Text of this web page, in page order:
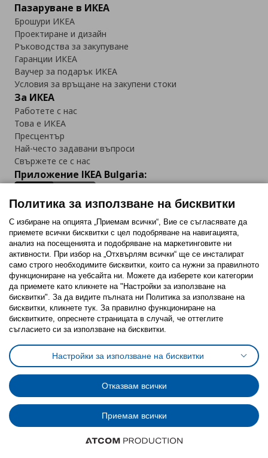
Пазаруване в ИКЕА
Брошури ИКЕА
Проектиране и дизайн
Ръководства за закупуване
Гаранции ИКЕА
Ваучер за подарък ИКЕА
Условия за връщане на закупени стоки
За ИКЕА
Работете с нас
Това е ИКЕА
Пресцентър
Най-често задавани въпроси
Свържете се с нас
Приложение IKEA Bulgaria:
Последвайте ни:
FacebookTwitterYoutubePinterestInstagram
Политика за използване на бисквитки (Cookies)
Избор на настройки за използване на бисквитки
Условия за ползване на ikea.bgОбща политика за личните данни
Политика за защита на личните данни на ikea.bg
Общи условия на програма IKEA Family
Политика за защита на лични данни на програма IKEA Family
© Inter-IKEA Systems B.V. 1999 - 2025
Политика за използване на бисквитки
С избиране на опцията „Приемам всички“, Вие се съгласявате да
приемете всички бисквитки с цел подобряване на навигацията,
анализ на посещенията и подобряване на маркетинговите ни
активности. При избор на „Отхвърлям всички“ ще се инсталират
само строго необходимитe бисквитки, които са нужни за правилното
функциониране на уебсайта ни. Можете да изберете кои категории
да приемете като кликнете на "Настройки за използване на
бисквитки". За да видите пълната ни Политика за използване на
бисквитки, кликнете тук. За правилно функциониране на
бисквитките, опреснете страницата в случай, че оттеглите
съгласието си за използване на бисквитки.
Настройки за използване на бисквитки
Отказвам всички
Приемам всички